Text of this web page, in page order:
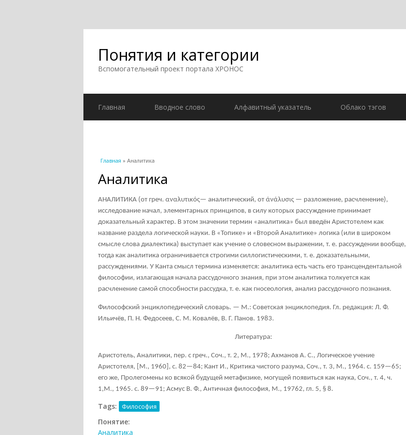
Понятия и категории
Вспомогательный проект портала ХРОНОС
Главная Вводное слово Алфавитный указатель Облако тэгов
Вы здесь
Главная » Аналитика
Аналитика
АНАЛИТИКА (от греч. αναλυτικός— аналитический, от άνάλυσις — разложение, расчленение),
исследование начал, элементарных принципов, в силу которых рассуждение принимает
доказательный характер. В этом значении термин «аналитика» был введён Аристотелем как
название раздела логической науки. В «Топике» и «Второй Аналитике» логика (или в широком
смысле слова диалектика) выступает как учение о словесном выражении, т. е. рассуждении вообще,
тогда как аналитика ограничивается строгими силлогистическими, т. е. доказательными,
рассуждениями. У Канта смысл термина изменяется: аналитика есть часть его трансцендентальной
философии, излагающая начала рассудочного знания, при этом аналитика толкуется как
расчленение самой способности рассудка, т. е. как гносеология, анализ рассудочного познания.
Философский энциклопедический словарь. — М.: Советская энциклопедия. Гл. редакция: Л. Ф.
Ильичёв, П. Н. Федосеев, С. М. Ковалёв, В. Г. Панов. 1983.
Литература:
Аристотель, Аналитики, пер. с греч., Соч., т. 2, М., 1978; Ахманов А. С., Логическое учение
Аристотеля, [М., 1960], с. 82—84; Кант И., Критика чистого разума, Соч., т. 3, М., 1964. с. 159—65;
его же, Пролегомены ко всякой будущей метафизике, могущей появиться как наука, Соч., т. 4, ч.
1,М., 1965. с. 89—91; Асмус В. Ф., Античная философия, Μ., 19762, гл. 5, § 8.
Tags: Философия
Понятие:
Аналитика